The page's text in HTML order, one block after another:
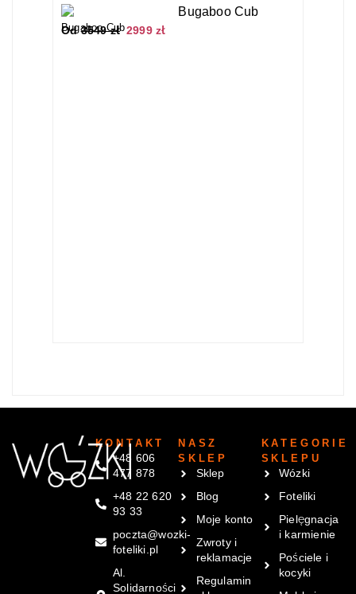
Bugaboo Cub
Od3549zł 2999zł
NASZ
SKLEP
Sklep
Blog
Moje konto
Zwroty i
reklamacje
Regulamin
KATEGORIE
SKLEPU
Wózki
Foteliki
Pielęgnacja
i karmienie
Pościele i
kocyki
KONTAKT
+48 606
477 878
+48 22 620
93 33
poczta@wozki-
foteliki.pl
Al.
Solidarności